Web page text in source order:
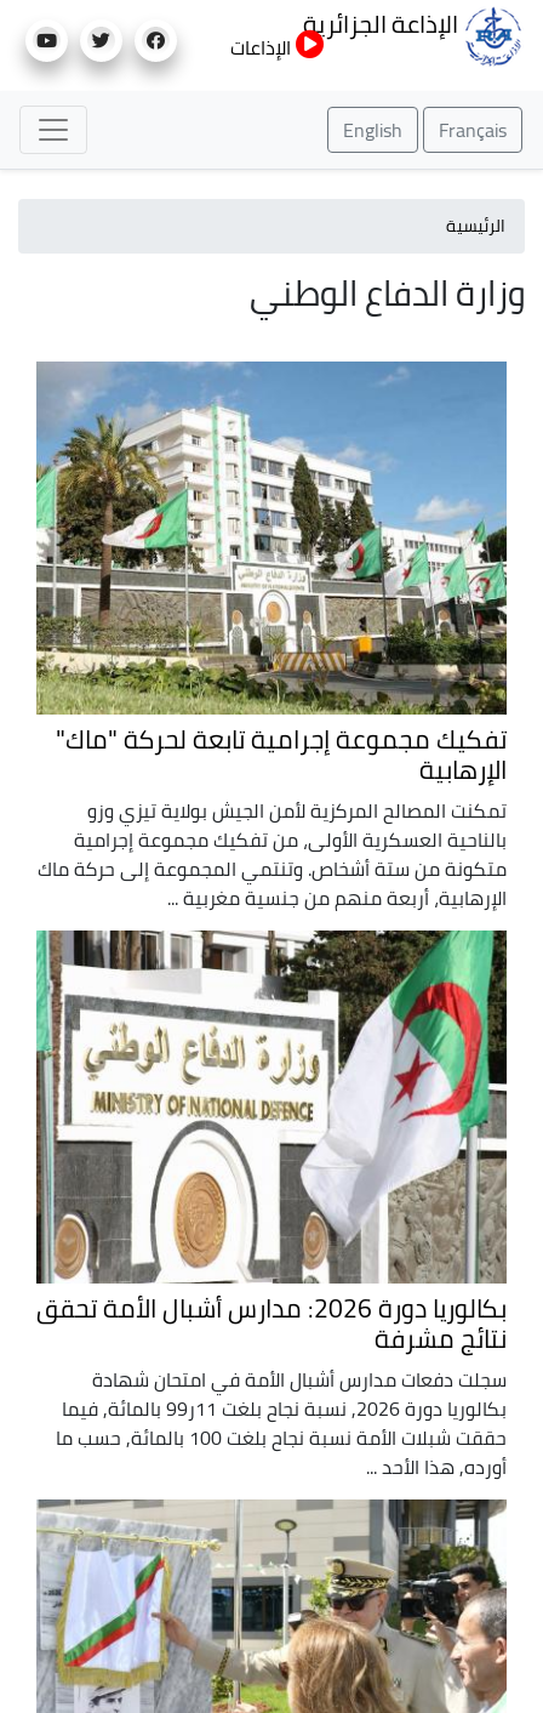
إلى
الإذاعة الجزائرية
الإذاعات
Français
English
الرئيسية
وزارة الدفاع الوطني
تفكيك مجموعة إجرامية تابعة لحركة "ماك"
الإرهابية
تمكنت المصالح المركزية لأمن الجيش بولاية تيزي وزو
بالناحية العسكرية الأولى، من تفكيك مجموعة إجرامية
متكونة من ستة أشخاص. وتنتمي المجموعة إلى حركة ماك
الإرهابية، أربعة منهم من جنسية مغربية ...
بكالوريا دورة 2026: مدارس أشبال الأمة تحقق
نتائج مشرفة
سجلت دفعات مدارس أشبال الأمة في امتحان شهادة
بكالوريا دورة 2026, نسبة نجاح بلغت 11ر99 بالمائة, فيما
حققت شبلات الأمة نسبة نجاح بلغت 100 بالمائة, حسب ما
أورده, هذا الأحد ...